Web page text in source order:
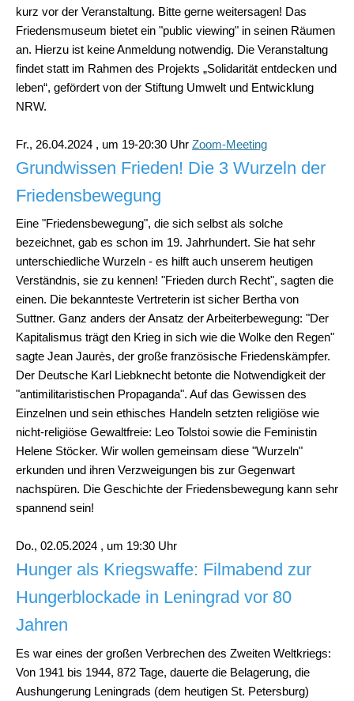
kurz vor der Veranstaltung. Bitte gerne weitersagen! Das
Friedensmuseum bietet ein "public viewing" in seinen Räumen
an. Hierzu ist keine Anmeldung notwendig. Die Veranstaltung
findet statt im Rahmen des Projekts „Solidarität entdecken und
leben“, gefördert von der Stiftung Umwelt und Entwicklung
NRW.
Fr., 26.04.2024 , um 19-20:30 Uhr Zoom-Meeting
Grundwissen Frieden! Die 3 Wurzeln der
Friedensbewegung
Eine "Friedensbewegung", die sich selbst als solche
bezeichnet, gab es schon im 19. Jahrhundert. Sie hat sehr
unterschiedliche Wurzeln - es hilft auch unserem heutigen
Verständnis, sie zu kennen! "Frieden durch Recht", sagten die
einen. Die bekannteste Vertreterin ist sicher Bertha von
Suttner. Ganz anders der Ansatz der Arbeiterbewegung: "Der
Kapitalismus trägt den Krieg in sich wie die Wolke den Regen"
sagte Jean Jaurès, der große französische Friedenskämpfer.
Der Deutsche Karl Liebknecht betonte die Notwendigkeit der
"antimilitaristischen Propaganda". Auf das Gewissen des
Einzelnen und sein ethisches Handeln setzten religiöse wie
nicht-religiöse Gewaltfreie: Leo Tolstoi sowie die Feministin
Helene Stöcker. Wir wollen gemeinsam diese "Wurzeln"
erkunden und ihren Verzweigungen bis zur Gegenwart
nachspüren. Die Geschichte der Friedensbewegung kann sehr
spannend sein!
Do., 02.05.2024 , um 19:30 Uhr
Hunger als Kriegswaffe: Filmabend zur
Hungerblockade in Leningrad vor 80
Jahren
Es war eines der großen Verbrechen des Zweiten Weltkriegs:
Von 1941 bis 1944, 872 Tage, dauerte die Belagerung, die
Aushungerung Leningrads (dem heutigen St. Petersburg)